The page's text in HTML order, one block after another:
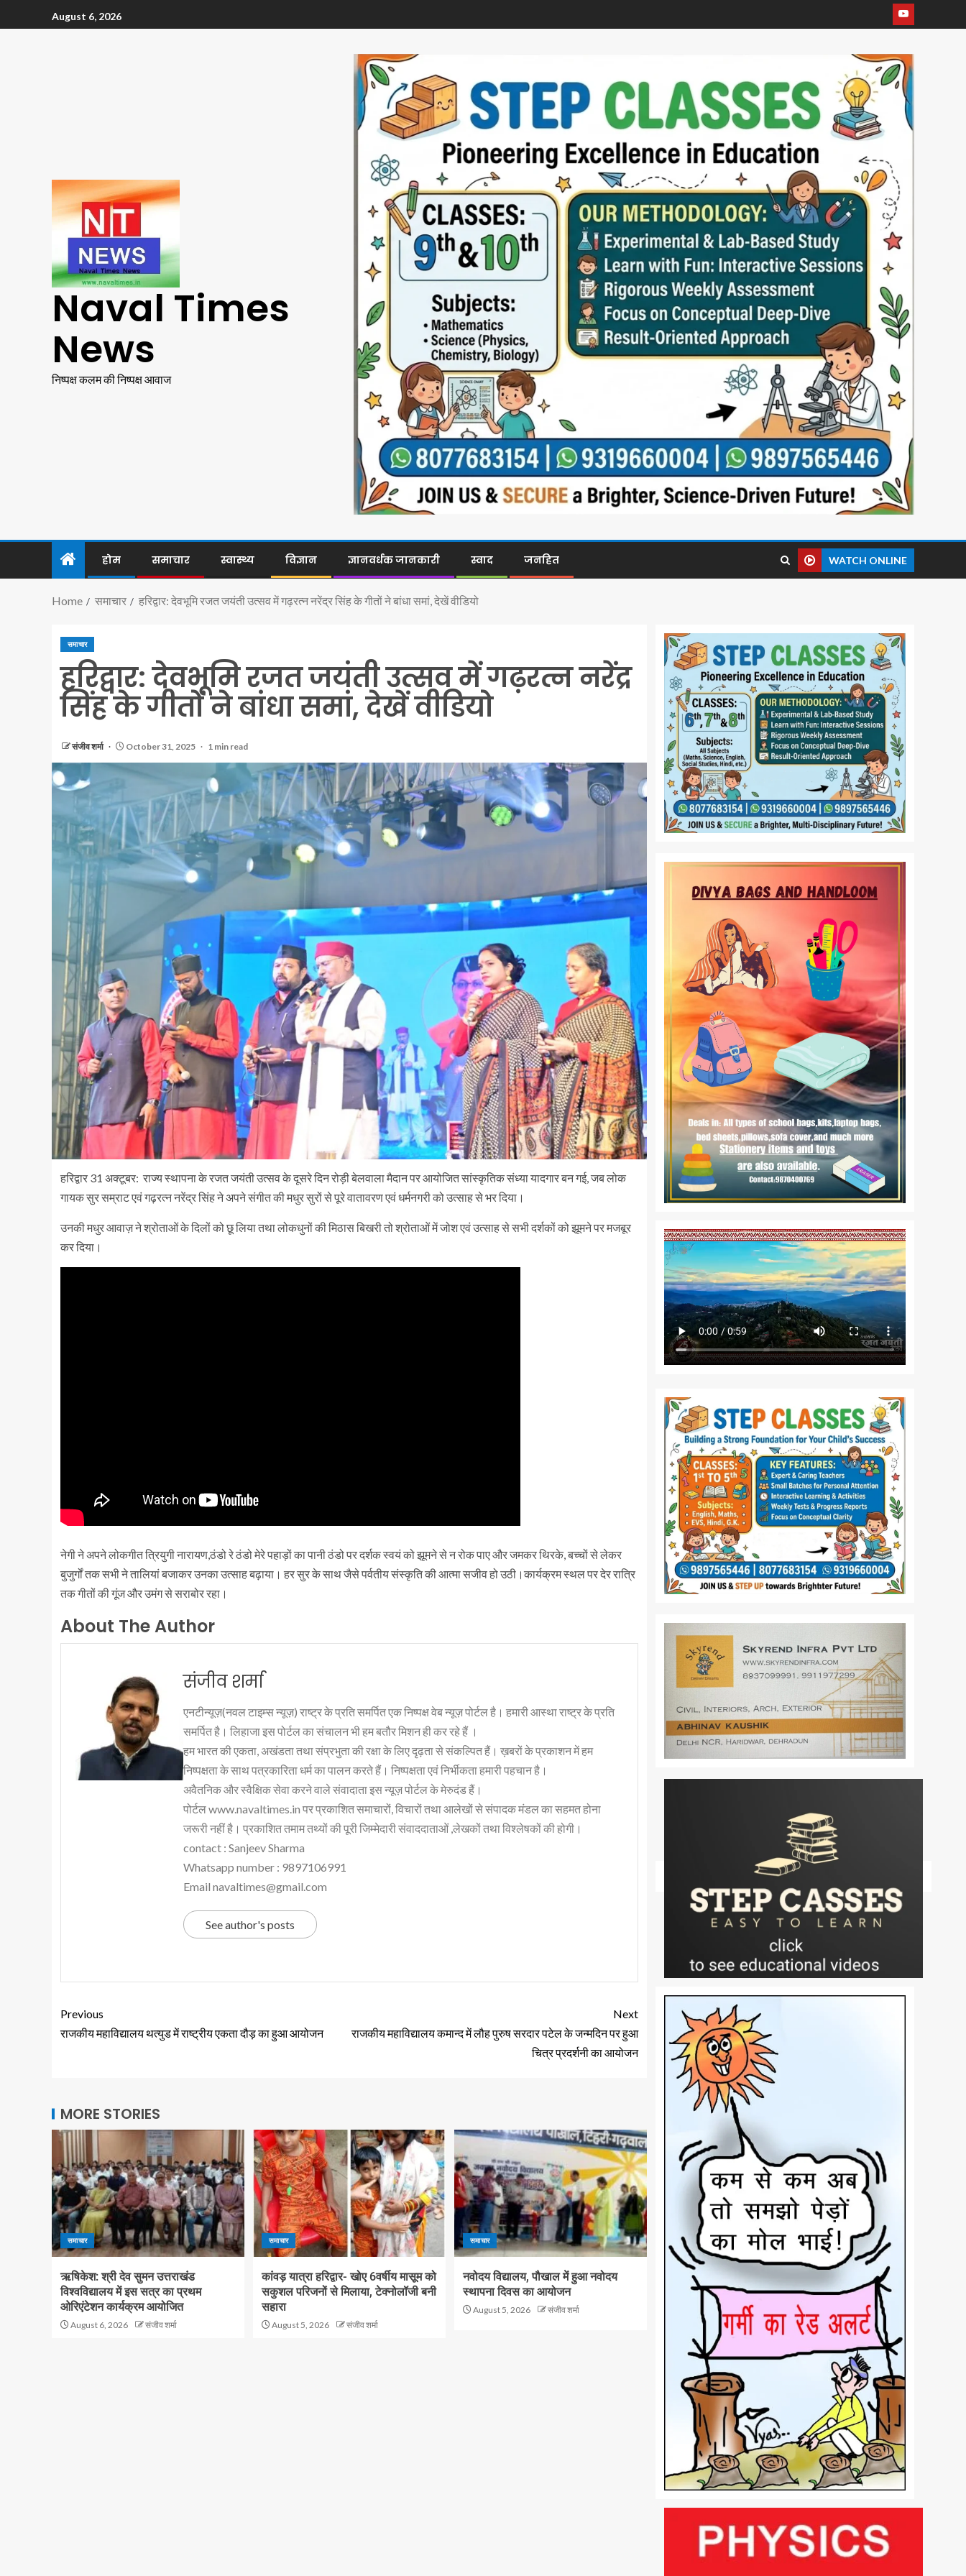
August 6, 2026
Naval Times
News
निष्पक्ष कलम की निष्पक्ष आवाज
होम समाचार स्वास्थ्य विज्ञान ज्ञानवर्धक जानकारी स्वाद जनहित WATCH ONLINE
Home समाचार हरिद्वार: देवभूमि रजत जयंती उत्सव में गढ़रत्न नरेंद्र सिंह के गीतों ने बांधा समां, देखें वीडियो
समाचार
हरिद्वार: देवभूमि रजत जयंती उत्सव में गढ़रत्न नरेंद्र
सिंह के गीतों ने बांधा समां, देखें वीडियो
संजीव शर्मा October 31, 2025 1 min read
हरिद्वार 31 अक्टूबर: राज्य स्थापना के रजत जयंती उत्सव के दूसरे दिन रोड़ी बेलवाला मैदान पर आयोजित सांस्कृतिक संध्या यादगार बन गई, जब लोक
गायक सुर सम्राट एवं गढ़रत्न नरेंद्र सिंह ने अपने संगीत की मधुर सुरों से पूरे वातावरण एवं धर्मनगरी को उत्साह से भर दिया।
उनकी मधुर आवाज़ ने श्रोताओं के दिलों को छू लिया तथा लोकधुनों की मिठास बिखरी तो श्रोताओं में जोश एवं उत्साह से सभी दर्शकों को झूमने पर मजबूर
कर दिया।
नेगी ने अपने लोकगीत त्रियुगी नारायण,ठंडो रे ठंडो मेरे पहाड़ों का पानी ठंडो पर दर्शक स्वयं को झूमने से न रोक पाए और जमकर थिरके, बच्चों से लेकर
बुजुर्गों तक सभी ने तालियां बजाकर उनका उत्साह बढ़ाया। हर सुर के साथ जैसे पर्वतीय संस्कृति की आत्मा सजीव हो उठी।कार्यक्रम स्थल पर देर रात्रि
तक गीतों की गूंज और उमंग से सराबोर रहा।
About The Author
संजीव शर्मा
एनटीन्यूज़(नवल टाइम्स न्यूज़) राष्ट्र के प्रति समर्पित एक निष्पक्ष वेब न्यूज़ पोर्टल है। हमारी आस्था राष्ट्र के प्रति
समर्पित है। लिहाजा इस पोर्टल का संचालन भी हम बतौर मिशन ही कर रहे हैं ।
हम भारत की एकता, अखंडता तथा संप्रभुता की रक्षा के लिए दृढ़ता से संकल्पित हैं। ख़बरों के प्रकाशन में हम
निष्पक्षता के साथ पत्रकारिता धर्म का पालन करते हैं। निष्पक्षता एवं निर्भीकता हमारी पहचान है।
अवैतनिक और स्वैक्षिक सेवा करने वाले संवादाता इस न्यूज़ पोर्टल के मेरुदंड हैं।
पोर्टल www.navaltimes.in पर प्रकाशित समाचारों, विचारों तथा आलेखों से संपादक मंडल का सहमत होना
जरूरी नहीं है। प्रकाशित तमाम तथ्यों की पूरी जिम्मेदारी संवाददाताओं ,लेखकों तथा विश्लेषकों की होगी।
contact : Sanjeev Sharma
Whatsapp number : 9897106991
Email navaltimes@gmail.com
See author's posts
Previous
राजकीय महाविद्यालय थत्युड में राष्ट्रीय एकता दौड़ का हुआ आयोजन
Next
राजकीय महाविद्यालय कमान्द में लौह पुरुष सरदार पटेल के जन्मदिन पर हुआ
चित्र प्रदर्शनी का आयोजन
MORE STORIES
समाचार
ऋषिकेश: श्री देव सुमन उत्तराखंड
विश्वविद्यालय में इस सत्र का प्रथम
ओरिएंटेशन कार्यक्रम आयोजित
August 6, 2026 संजीव शर्मा
समाचार
कांवड़ यात्रा हरिद्वार- खोए 6वर्षीय मासूम को
सकुशल परिजनों से मिलाया, टेक्नोलॉजी बनी
सहारा
August 5, 2026 संजीव शर्मा
समाचार
नवोदय विद्यालय, पौखाल में हुआ नवोदय
स्थापना दिवस का आयोजन
August 5, 2026 संजीव शर्मा